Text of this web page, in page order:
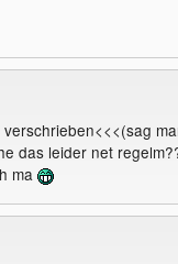
das leider net
ma